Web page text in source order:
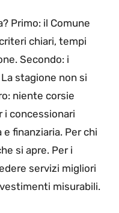
Primo: il Comune
chiari, tempi
Secondo: i
stagione non si
niente corsie
i concessionari
finanziaria. Per chi
si apre. Per i
servizi migliori
misurabili.